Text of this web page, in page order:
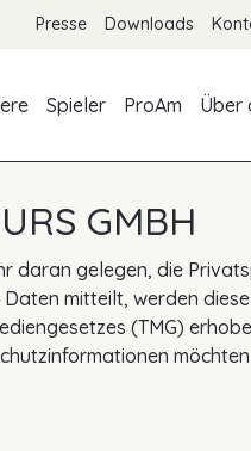
Presse Downloads
Spieler ProAm Über
GMBH
daran gelegen, die
mitteilt, werden
(TMG)
möchten